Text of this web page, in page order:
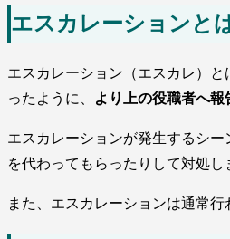
エスカレーションと
エスカレーション（エスカレ）
ったように、
より上の役職者へ
エスカレーションが発生するシ
を代わってもらったりして対処し
また、エスカレーションは通常